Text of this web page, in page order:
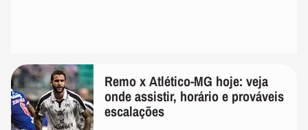
Remo x Atlético-MG hoje: veja
onde assistir, horário e prováveis
escalações